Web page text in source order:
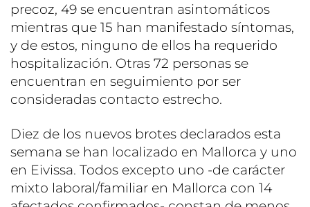
precoz, 49 se encuentran asintomáticos
mientras que 15 han manifestado síntomas,
y de estos, ninguno de ellos ha requerido
hospitalización. Otras 72 personas se
encuentran en seguimiento por ser
consideradas contacto estrecho.
Diez de los nuevos brotes declarados esta
semana se han localizado en Mallorca y uno
en Eivissa. Todos excepto uno -de carácter
mixto laboral/familiar en Mallorca con 14